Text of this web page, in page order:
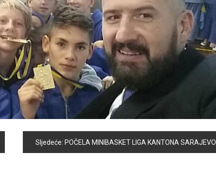
Sljedeće: POČELA MINIBASKET LIGA KANTONA SARAJEVO – VOGOŠĆANI STARTALI POBJEDOM